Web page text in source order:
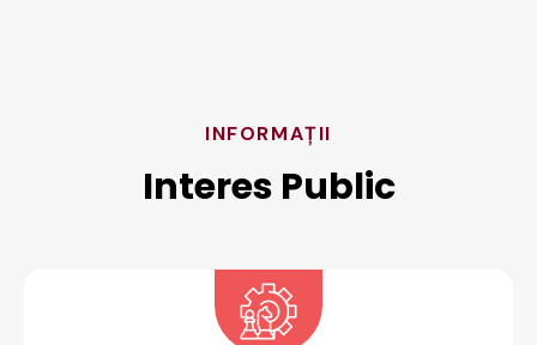
INFORMAȚII
Interes Public